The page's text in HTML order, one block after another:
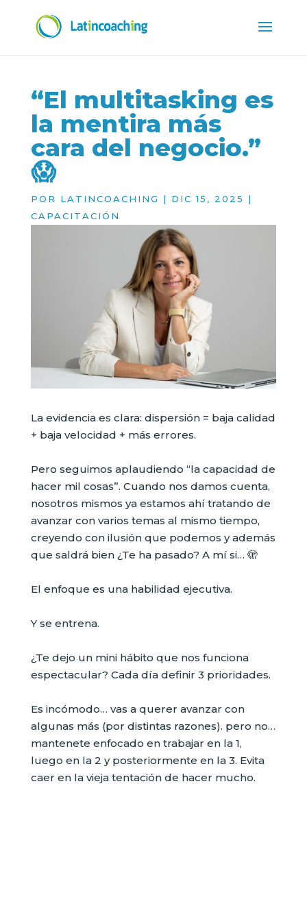
“El multitasking es
la mentira más
cara del negocio.”
😱
POR LATINCOACHING | DIC 15, 2025
|
CAPACITACIÓN
La evidencia es clara: dispersión = baja calidad
+ baja velocidad + más errores.
Pero seguimos aplaudiendo “la capacidad de
hacer mil cosas”. Cuando nos damos cuenta,
nosotros mismos ya estamos ahí tratando de
avanzar con varios temas al mismo tiempo,
creyendo con ilusión que podemos y además
que saldrá bien ¿Te ha pasado? A mí si… 🫣
El enfoque es una habilidad ejecutiva.
Y se entrena.
¿Te dejo un mini hábito que nos funciona
espectacular? Cada día definir 3 prioridades.
Es incómodo… vas a querer avanzar con
algunas más (por distintas razones). pero no…
mantenete enfocado en trabajar en la 1,
luego en la 2 y posteriormente en la 3. Evita
caer en la vieja tentación de hacer mucho.